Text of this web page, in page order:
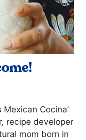
Mexican Cocina’
recipe developer
mom born in